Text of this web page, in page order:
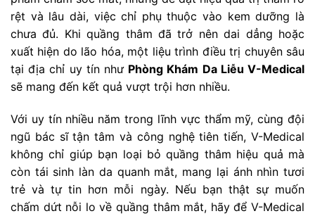
rệt và lâu dài, việc chỉ phụ thuộc vào kem dưỡng là
chưa đủ. Khi quầng thâm đã trở nên dai dẳng hoặc
xuất hiện do lão hóa, một liệu trình điều trị chuyên sâu
tại địa chỉ uy tín như Phòng Khám Da Liễu V-Medical
sẽ mang đến kết quả vượt trội hơn nhiều.
Với uy tín nhiều năm trong lĩnh vực thẩm mỹ, cùng đội
ngũ bác sĩ tận tâm và công nghệ tiên tiến, V-Medical
không chỉ giúp bạn loại bỏ quầng thâm hiệu quả mà
còn tái sinh làn da quanh mắt, mang lại ánh nhìn tươi
trẻ và tự tin hơn mỗi ngày. Nếu bạn thật sự muốn
chấm dứt nỗi lo về quầng thâm mắt, hãy để V-Medical